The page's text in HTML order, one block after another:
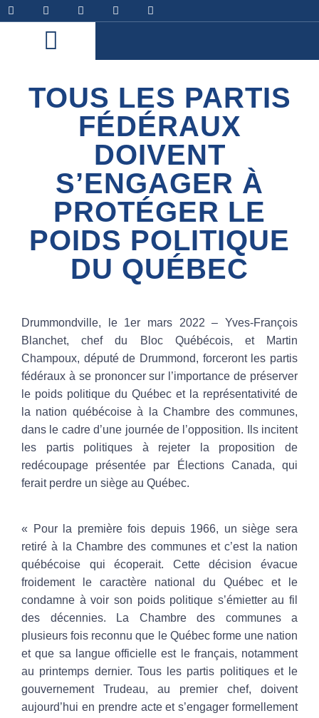
TOUS LES PARTIS
FÉDÉRAUX
DOIVENT
S’ENGAGER À
PROTÉGER LE
POIDS POLITIQUE
DU QUÉBEC
Drummondville, le 1er mars 2022
– Yves-François
Blanchet, chef du Bloc Québécois, et Martin
Champoux, député de Drummond, forceront les partis
fédéraux à se prononcer sur l’importance de préserver
le poids politique du Québec et la représentativité de
la nation québécoise à la Chambre des communes,
dans le cadre d’une journée de l’opposition. Ils incitent
les partis politiques à rejeter la proposition de
redécoupage présentée par Élections Canada, qui
ferait perdre un siège au Québec.
« Pour la première fois depuis 1966, un siège sera
retiré à la Chambre des communes et c’est la nation
québécoise qui écoperait. Cette décision évacue
froidement le caractère national du Québec et le
condamne à voir son poids politique s’émietter au fil
des décennies. La Chambre des communes a
plusieurs fois reconnu que le Québec forme une nation
et que sa langue officielle est le français, notamment
au printemps dernier. Tous les partis politiques et le
gouvernement Trudeau, au premier chef, doivent
aujourd’hui en prendre acte et s’engager formellement